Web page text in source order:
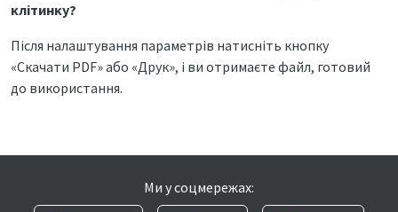
клітинку?
Після налаштування параметрів натисніть кнопку
«Скачати PDF» або «Друк», і ви отримаєте файл, готовий
до використання.
Ми у соцмережах: